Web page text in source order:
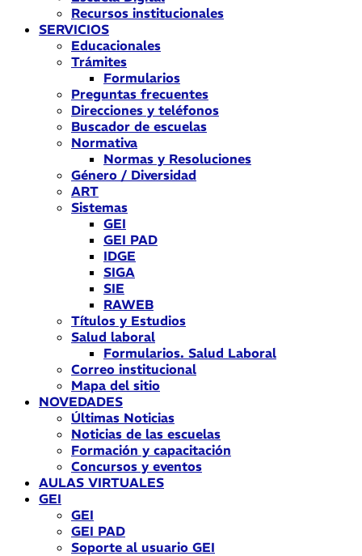
Recursos institucionales
SERVICIOS
Educacionales
Trámites
Formularios
Preguntas frecuentes
Direcciones y teléfonos
Buscador de escuelas
Normativa
Normas y Resoluciones
Género / Diversidad
ART
Sistemas
GEI
GEI PAD
IDGE
SIGA
SIE
RAWEB
Títulos y Estudios
Salud laboral
Formularios. Salud Laboral
Correo institucional
Mapa del sitio
NOVEDADES
Últimas Noticias
Noticias de las escuelas
Formación y capacitación
Concursos y eventos
AULAS VIRTUALES
GEI
GEI
GEI PAD
Soporte al usuario GEI